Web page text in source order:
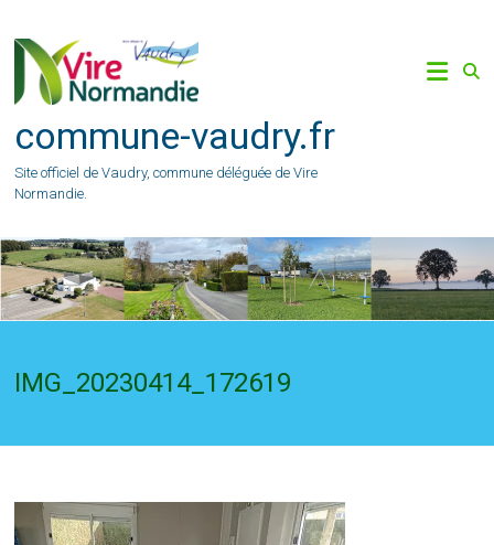
content
commune-vaudry.fr
Site officiel de Vaudry, commune déléguée de Vire
Normandie.
IMG_20230414_172619